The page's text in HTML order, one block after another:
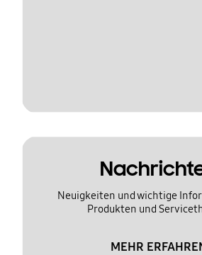
Neuigkeiten und wichtige
Produkten und
MEHR